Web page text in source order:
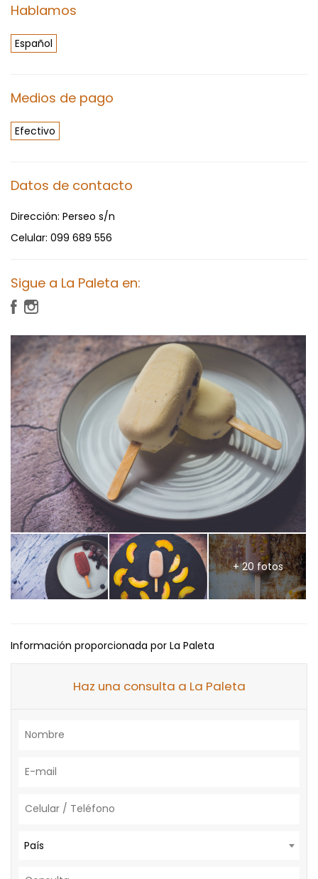
Hablamos
Español
Medios de pago
Efectivo
Datos de contacto
Dirección: Perseo s/n
Celular: 099 689 556
Sigue a La Paleta en:
+ 20 fotos
Información proporcionada por La Paleta
Haz una consulta a La Paleta
País